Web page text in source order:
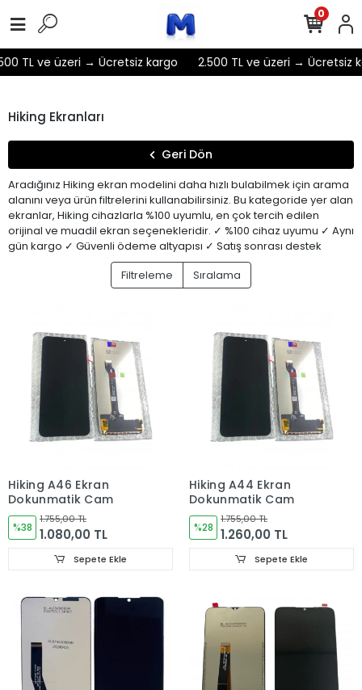
TL ve üzeri → Ücretsiz kargo 2.500 TL ve üzeri → Ücretsiz
0
Hiking Ekranları
Geri Dön
Aradığınız Hiking ekran modelini daha hızlı bulabilmek için arama
alanını veya ürün filtrelerini kullanabilirsiniz. Bu kategoride yer alan
ekranlar, Hiking cihazlarla %100 uyumlu, en çok tercih edilen
orijinal ve muadil ekran seçenekleridir. ✓ %100 cihaz uyumu ✓ Aynı
gün kargo ✓ Güvenli ödeme altyapısı ✓ Satış sonrası destek
Filtreleme
Sıralama
Hiking A46 Ekran
Dokunmatik Cam
%38
1.755,00 TL
1.080,00 TL
Sepete Ekle
Hiking A44 Ekran
Dokunmatik Cam
%28
1.755,00 TL
1.260,00 TL
Sepete Ekle